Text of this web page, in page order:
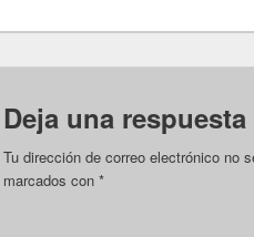
Deja una respuesta
Tu dirección de correo electrónico no
marcados con *